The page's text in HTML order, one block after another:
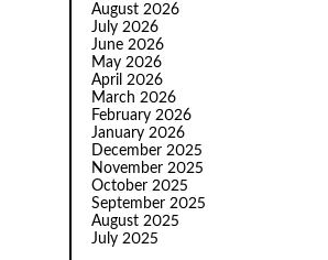
August 2026
July 2026
June 2026
May 2026
April 2026
March 2026
February 2026
January 2026
December 2025
November 2025
October 2025
September 2025
August 2025
July 2025